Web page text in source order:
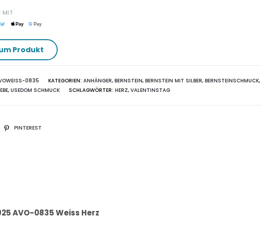
MIT
Pay GPay
Produkt
0835 KATEGORIEN: ANHÄNGER, BERNSTEIN, BERNSTEIN MIT SILBER, BERNSTEINSCHMUCK,
, USEDOM SCHMUCK SCHLAGWÖRTER: HERZ, VALENTINSTAG
PINTEREST
AVO-0835 Weiss Herz